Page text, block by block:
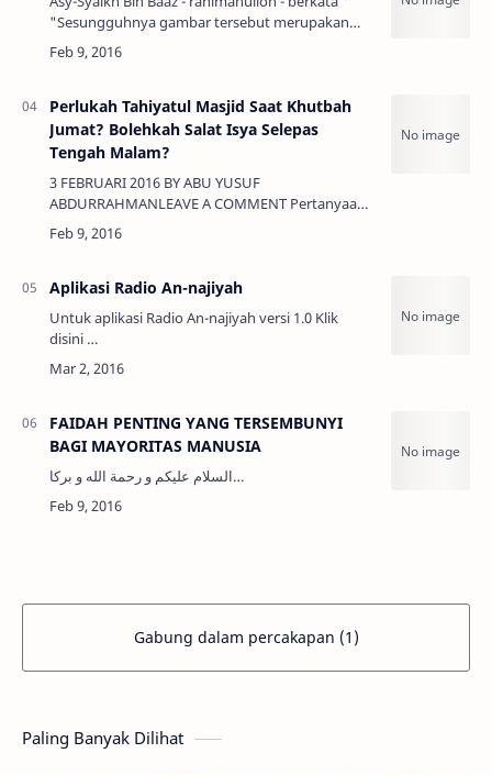
"Sesungguhnya gambar tersebut merupakan
SIMBOL "ISYQ" (PERCINTAAN) yang diharamkan
dan merupakan SIMBOL DEWA-DEWA YUNANI"
Perlukah Tahiyatul Masjid Saat Khutbah
Jumat? Bolehkah Salat Isya Selepas
Tengah Malam?
3 FEBRUARI 2016 BY ABU YUSUF
ABDURRAHMANLEAVE A COMMENT Pertanyaan:
1. Saat masuk masjid ketika Khutbah Jumat
apakah wajib baginya untuk shalat tahiyatul
Aplikasi Radio An-najiyah
Untuk aplikasi Radio An-najiyah versi 1.0 Klik
disini …
FAIDAH PENTING YANG TERSEMBUNYI
BAGI MAYORITAS MANUSIA
السلام عليكم و رحمة الله و بركا…
Gabung dalam percakapan (1)
Paling Banyak Dilihat